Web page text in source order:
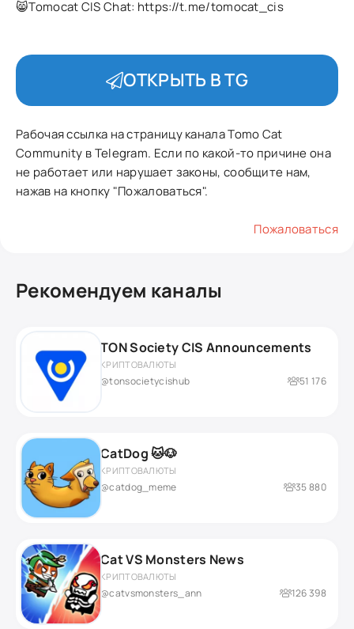
😸Tomocat CIS Chat: https://t.me/tomocat_cis
ОТКРЫТЬ В TG
Рабочая ссылка на страницу канала Tomo Cat
Community в Telegram. Если по какой-то причине она
не работает или нарушает законы, сообщите нам,
нажав на кнопку "Пожаловаться".
Пожаловаться
Рекомендуем каналы
TON Society CIS Announcements
КРИПТОВАЛЮТЫ
@tonsocietycishub 51 176
CatDog 🐱🐶
КРИПТОВАЛЮТЫ
@catdog_meme 35 880
Cat VS Monsters News
КРИПТОВАЛЮТЫ
@catvsmonsters_ann 126 398